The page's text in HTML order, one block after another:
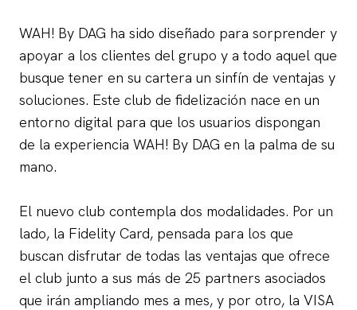
WAH! By DAG ha sido diseñado para sorprender y
apoyar a los clientes del grupo y a todo aquel que
busque tener en su cartera un sinfín de ventajas y
soluciones. Este club de fidelización nace en un
entorno digital para que los usuarios dispongan
de la experiencia WAH! By DAG en la palma de su
mano.
El nuevo club contempla dos modalidades. Por un
lado, la Fidelity Card, pensada para los que
buscan disfrutar de todas las ventajas que ofrece
el club junto a sus más de 25 partners asociados
que irán ampliando mes a mes, y por otro, la VISA